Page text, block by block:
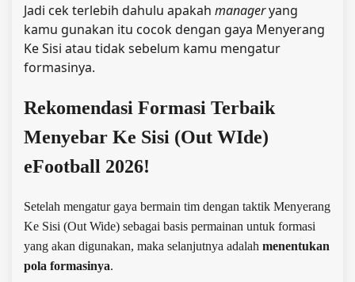
Jadi cek terlebih dahulu apakah manageryang
kamu gunakan itu cocok dengan gaya Menyerang
Ke Sisi atau tidak sebelum kamu mengatur
formasinya.
Rekomendasi Formasi Terbaik
Menyebar Ke Sisi (Out WIde)
eFootball 2026!
Setelah mengatur gaya bermain tim dengan taktik Menyerang
Ke Sisi (Out Wide) sebagai basis permainan untuk formasi
yang akan digunakan, maka selanjutnya adalah menentukan
pola formasinya.